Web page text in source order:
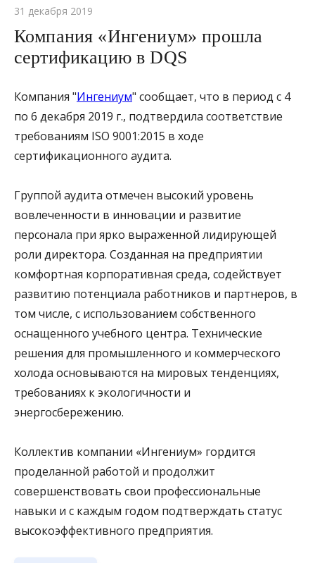
31 декабря 2019
Компания «Ингениум» прошла
сертификацию в DQS
Компания "Ингениум" сообщает, что в период с 4
по 6 декабря 2019 г., подтвердила соответствие
требованиям ISO 9001:2015 в ходе
сертификационного аудита.
Группой аудита отмечен высокий уровень
вовлеченности в инновации и развитие
персонала при ярко выраженной лидирующей
роли директора. Созданная на предприятии
комфортная корпоративная среда, содействует
развитию потенциала работников и партнеров, в
том числе, с использованием собственного
оснащенного учебного центра. Технические
решения для промышленного и коммерческого
холода основываются на мировых тенденциях,
требованиях к экологичности и
энергосбережению.
Коллектив компании «Ингениум» гордится
проделанной работой и продолжит
совершенствовать свои профессиональные
навыки и с каждым годом подтверждать статус
высокоэффективного предприятия.